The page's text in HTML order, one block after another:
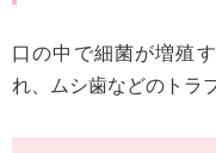
口の中で細菌が増殖
れ、ムシ歯などのトラ